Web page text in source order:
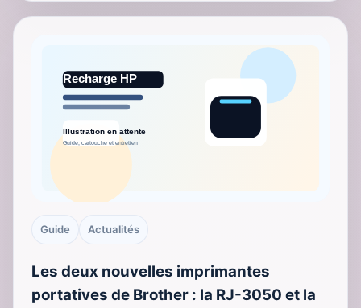
Guide Actualités
Les deux nouvelles imprimantes
portatives de Brother : la RJ-3050 et la